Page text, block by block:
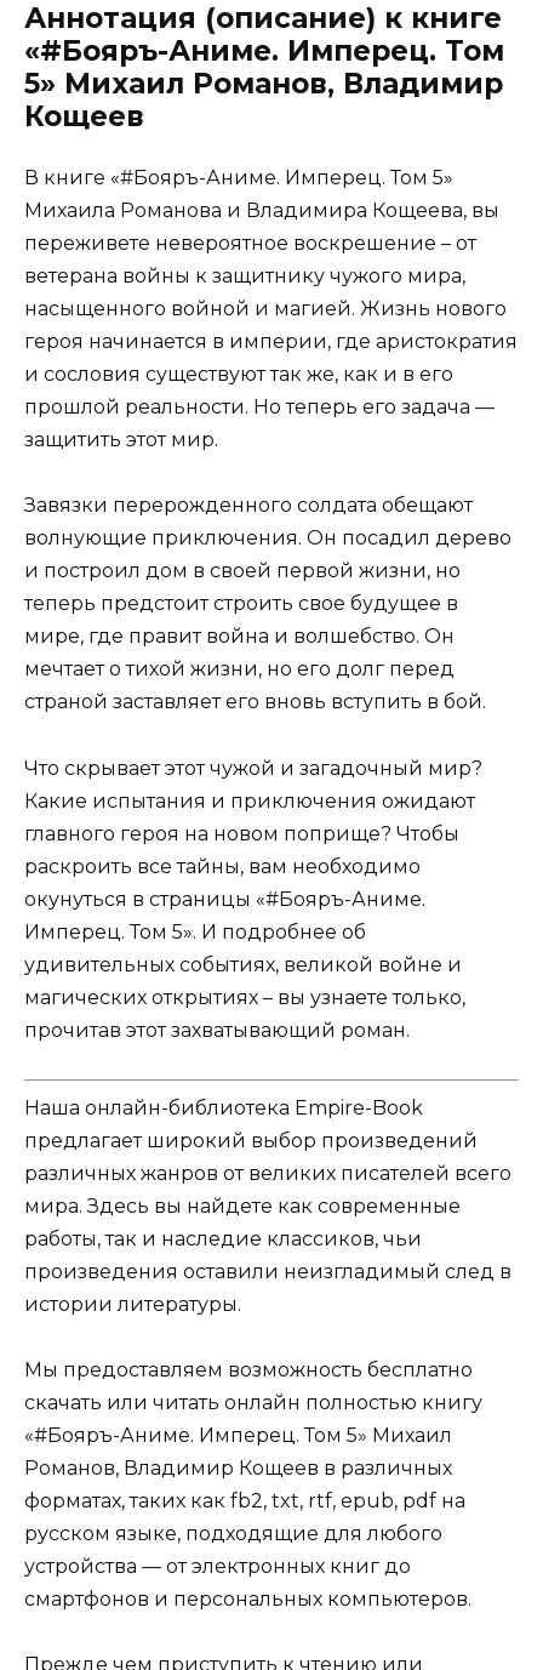
Аннотация (описание) к книге
«#Бояръ-Аниме. Имперец. Том
5» Михаил Романов, Владимир
Кощеев
В книге «#Бояръ-Аниме. Имперец. Том 5»
Михаила Романова и Владимира Кощеева, вы
переживете невероятное воскрешение – от
ветерана войны к защитнику чужого мира,
насыщенного войной и магией. Жизнь нового
героя начинается в империи, где аристократия
и сословия существуют так же, как и в его
прошлой реальности. Но теперь его задача —
защитить этот мир.
Завязки перерожденного солдата обещают
волнующие приключения. Он посадил дерево
и построил дом в своей первой жизни, но
теперь предстоит строить свое будущее в
мире, где правит война и волшебство. Он
мечтает о тихой жизни, но его долг перед
страной заставляет его вновь вступить в бой.
Что скрывает этот чужой и загадочный мир?
Какие испытания и приключения ожидают
главного героя на новом поприще? Чтобы
раскроить все тайны, вам необходимо
окунуться в страницы «#Бояръ-Аниме.
Имперец. Том 5». И подробнее об
удивительных событиях, великой войне и
магических открытиях – вы узнаете только,
прочитав этот захватывающий роман.
Наша онлайн-библиотека Empire-Book
предлагает широкий выбор произведений
различных жанров от великих писателей всего
мира. Здесь вы найдете как современные
работы, так и наследие классиков, чьи
произведения оставили неизгладимый след в
истории литературы.
Мы предоставляем возможность бесплатно
скачать или читать онлайн полностью книгу
«#Бояръ-Аниме. Имперец. Том 5» Михаил
Романов, Владимир Кощеев в различных
форматах, таких как fb2, txt, rtf, epub, pdf на
русском языке, подходящие для любого
устройства — от электронных книг до
смартфонов и персональных компьютеров.
Прежде чем приступить к чтению или